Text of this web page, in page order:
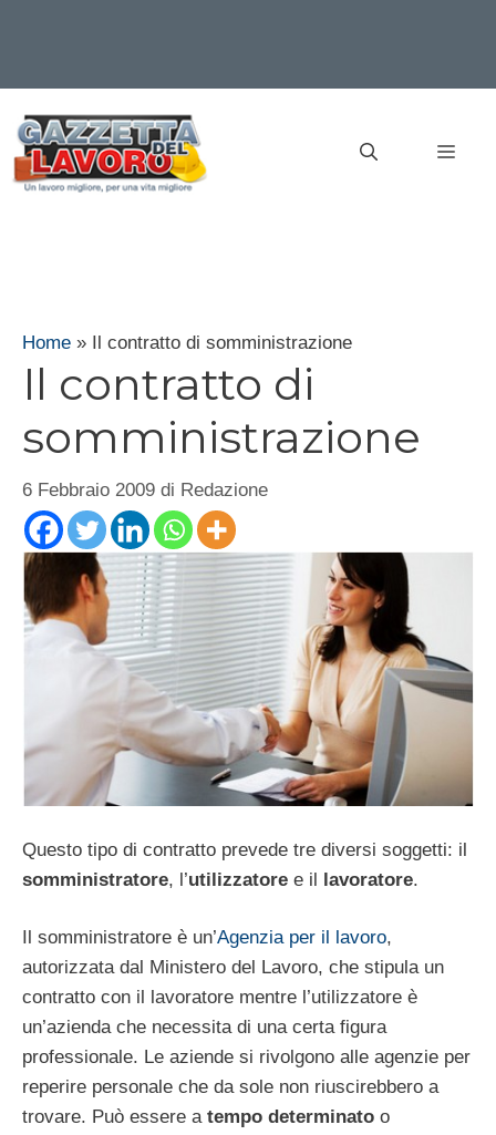
contenuto
Home » Il contratto di somministrazione
Il contratto di
somministrazione
6 Febbraio 2009 di Redazione
Questo tipo di contratto prevede tre diversi soggetti: il
somministratore, l’utilizzatore e il lavoratore.
Il somministratore è un’Agenzia per il lavoro,
autorizzata dal Ministero del Lavoro, che stipula un
contratto con il lavoratore mentre l’utilizzatore è
un’azienda che necessita di una certa figura
professionale. Le aziende si rivolgono alle agenzie per
reperire personale che da sole non riuscirebbero a
trovare. Può essere a tempo determinato o